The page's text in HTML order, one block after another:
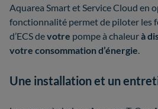
Aquarea Smart et Service Cloud en
fonctionnalité permet de piloter les
d’ECS devotre pompe à chaleurà
votre consommation d’énergie
Une installation et un